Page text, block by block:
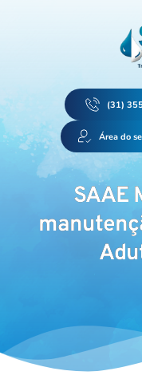
(31)
Área do
SAAE